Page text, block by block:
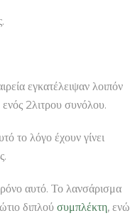
εγκατέλειψαν λοιπόν
2λιτρου συνόλου.
το λόγο έχουν γίνει
αυτό. Το λανσάρισμα
διπλού συμπλέκτη, ενώ